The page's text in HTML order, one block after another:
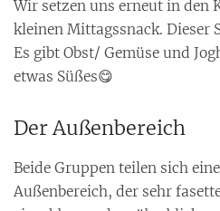
Wir setzen uns erneut in den
kleinen Mittagssnack. Dieser
Es gibt Obst/ Gemüse und
etwas Süßes😋
Der Außenbereich
Beide Gruppen teilen sich
Außenbereich, der sehr